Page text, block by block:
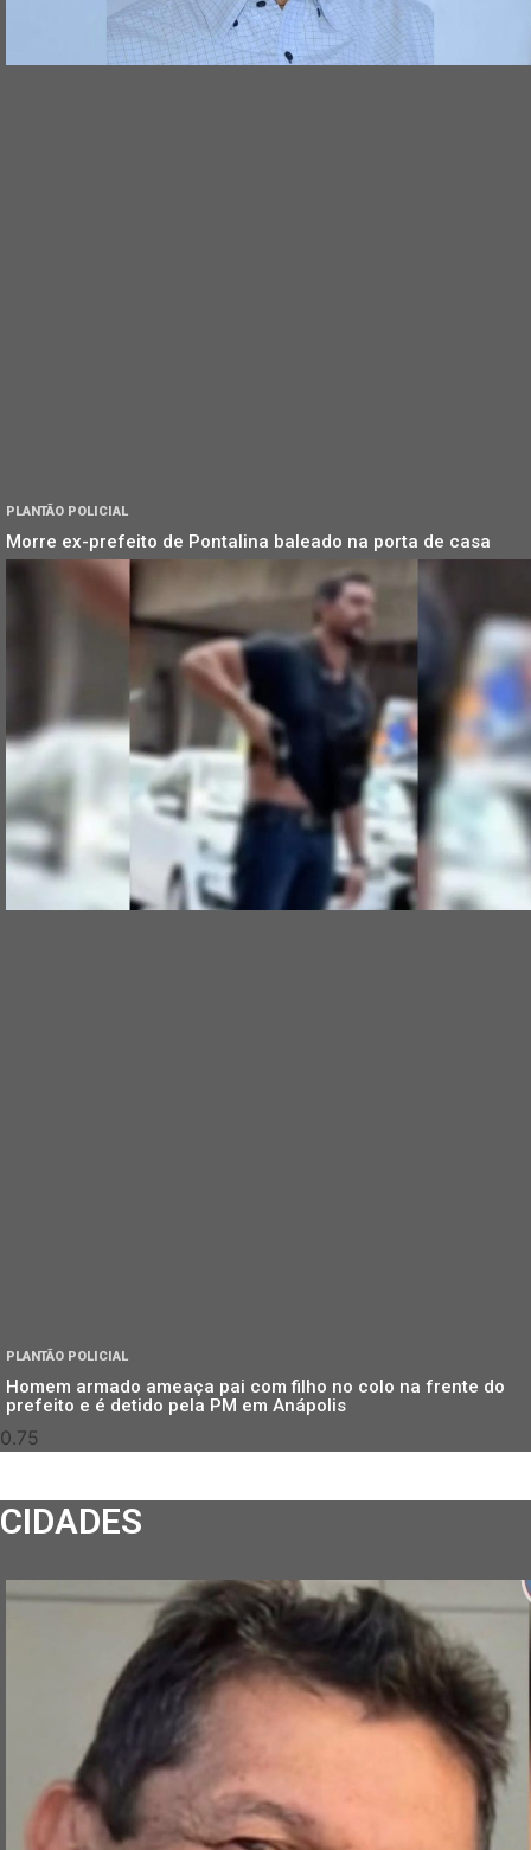
PLANTÃO POLICIAL
Morre ex-prefeito de Pontalina baleado na porta de casa
PLANTÃO POLICIAL
Homem armado ameaça pai com filho no colo na frente do
prefeito e é detido pela PM em Anápolis
CIDADES